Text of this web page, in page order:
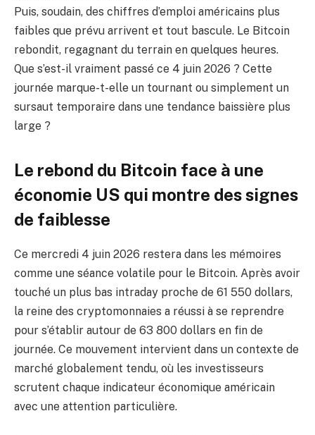
Puis, soudain, des chiffres d’emploi américains plus
faibles que prévu arrivent et tout bascule. Le Bitcoin
rebondit, regagnant du terrain en quelques heures.
Que s’est-il vraiment passé ce 4 juin 2026 ? Cette
journée marque-t-elle un tournant ou simplement un
sursaut temporaire dans une tendance baissière plus
large ?
Le rebond du Bitcoin face à une
économie US qui montre des signes
de faiblesse
Ce mercredi 4 juin 2026 restera dans les mémoires
comme une séance volatile pour le Bitcoin. Après avoir
touché un plus bas intraday proche de 61 550 dollars,
la reine des cryptomonnaies a réussi à se reprendre
pour s’établir autour de 63 800 dollars en fin de
journée. Ce mouvement intervient dans un contexte de
marché globalement tendu, où les investisseurs
scrutent chaque indicateur économique américain
avec une attention particulière.